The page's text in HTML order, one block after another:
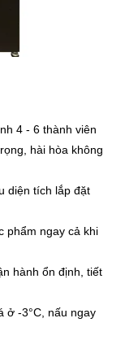
4 - 6 thành viên
hài hòa không
diện tích lắp đặt
phẩm ngay cả khi
hành ổn định, tiết
ở -3°C, nấu ngay